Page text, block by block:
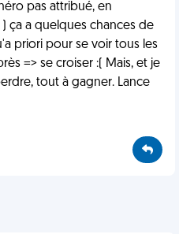
pas attribué, en
ça a quelques chances de
priori pour se voir tous les
=> se croiser :( Mais, et je
tout à gagner. Lance